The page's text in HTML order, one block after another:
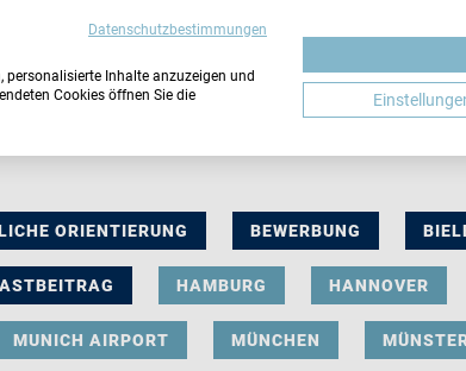
ORIENTIERUNG BEWERBUNG
HAMBURG HANNOVER
MUNICH AIRPORT MÜNCHEN
Datenschutzbestimmungen
personalisierte Inhalte anzuzeigen und
Cookies öffnen Sie die